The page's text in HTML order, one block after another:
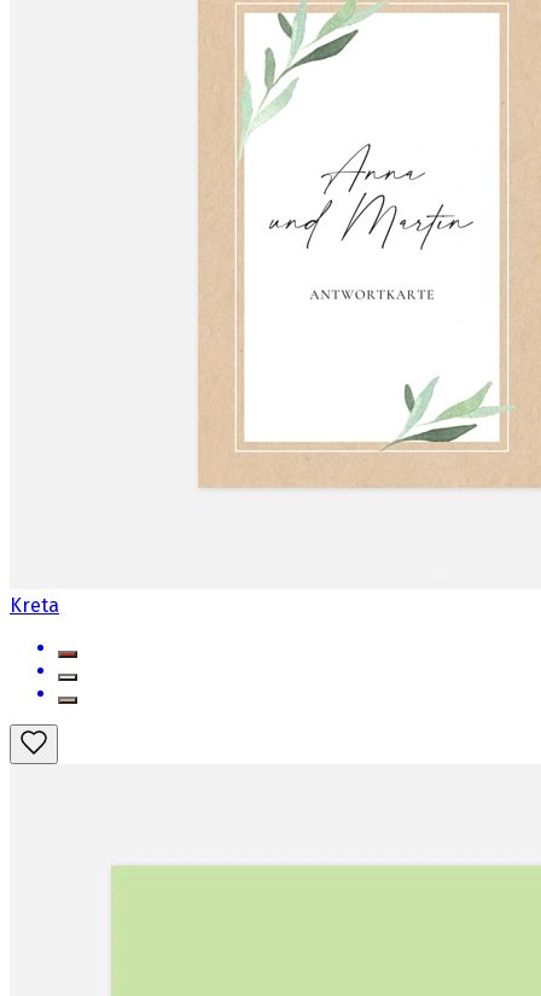
Kreta